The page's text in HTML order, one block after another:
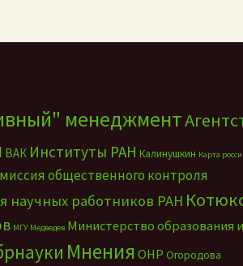
менеджмент
ВАК Институты РАН Калинушкин Карта
общественного контроля
научных работников РАН
МГУ Медведев Министерство образования и
Мнения ОНР Огородова